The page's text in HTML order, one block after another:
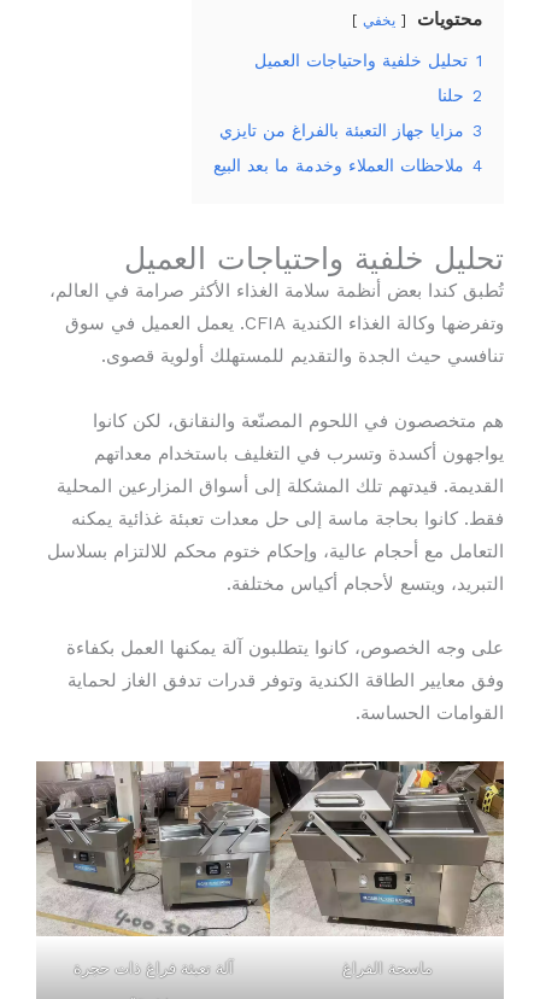
محتويات يخفي
1 تحليل خلفية واحتياجات العميل
2 حلنا
3 مزايا جهاز التعبئة بالفراغ من تايزي
4 ملاحظات العملاء وخدمة ما بعد البيع
تحليل خلفية واحتياجات العميل
تُطبق كندا بعض أنظمة سلامة الغذاء الأكثر صرامة في العالم،
وتفرضها وكالة الغذاء الكندية CFIA. يعمل العميل في سوق
تنافسي حيث الجدة والتقديم للمستهلك أولوية قصوى.
هم متخصصون في اللحوم المصنّعة والنقانق، لكن كانوا
يواجهون أكسدة وتسرب في التغليف باستخدام معداتهم
القديمة. قيدتهم تلك المشكلة إلى أسواق المزارعين المحلية
فقط. كانوا بحاجة ماسة إلى حل معدات تعبئة غذائية يمكنه
التعامل مع أحجام عالية، وإحكام ختوم محكم للالتزام بسلاسل
التبريد، ويتسع لأحجام أكياس مختلفة.
على وجه الخصوص، كانوا يتطلبون آلة يمكنها العمل بكفاءة
وفق معايير الطاقة الكندية وتوفر قدرات تدفق الغاز لحماية
القوامات الحساسة.
ماسحة الفراغ
آلة تعبئة فراغ ذات حجرة